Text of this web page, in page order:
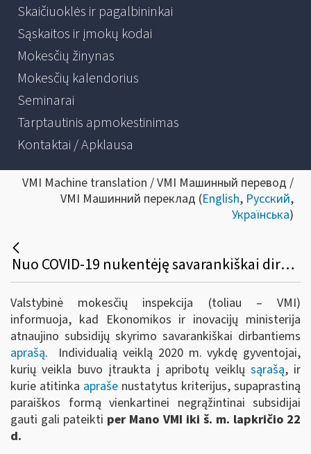
Skaičiuoklės ir pagalbininkai
Sąskaitos ir įmokų kodai
Mokesčių žinynas
Mokesčių kalendorius
Seminarai
Tarptautinis apmokestinimas
Kontaktai / Apklausa
VMI Machine translation / VMI Машинный перевод /
VMI Машинний переклад (English, Русский,
Українська)
Nuo COVID-19 nukentėję savarankiškai dirbantys gyventojai iki lapkričio 22 d. gali teikti paraiškas subsidijai gauti
Valstybinė mokesčių inspekcija (toliau – VMI)
informuoja, kad Ekonomikos ir inovacijų ministerija
atnaujino subsidijų skyrimo savarankiškai dirbantiems
aprašą. Individualią veiklą 2020 m. vykdę gyventojai,
kurių veikla buvo įtraukta į apribotų veiklų sąrašą, ir
kurie atitinka apraše nustatytus kriterijus, supaprastiną
paraiškos formą vienkartinei negrąžintinai subsidijai
gauti gali pateikti per Mano VMI iki š. m. lapkričio 22
d.